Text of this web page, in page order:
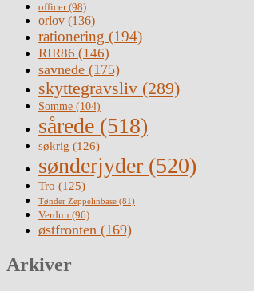
officer(98)
orlov (136)
rationering (194)
RIR86 (146)
savnede (175)
skyttegravsliv (289)
Somme (104)
sårede (518)
søkrig (126)
sønderjyder (520)
Tro (125)
Tønder Zeppelinbase (81)
Verdun (96)
østfronten (169)
Arkiver